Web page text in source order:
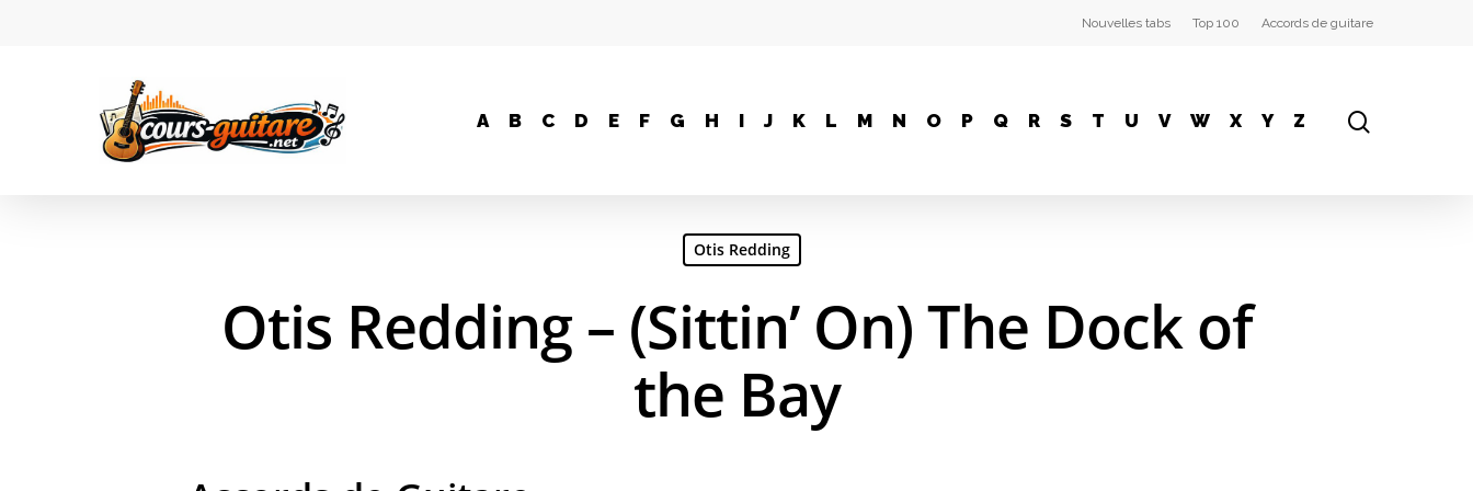
Nouvelles tabs Top 100 Accords de guitare
A B C D E F G H I J K L M N O P Q R S T U V W X Y Z
Otis Redding
Otis Redding – (Sittin’ On) The Dock of
the Bay